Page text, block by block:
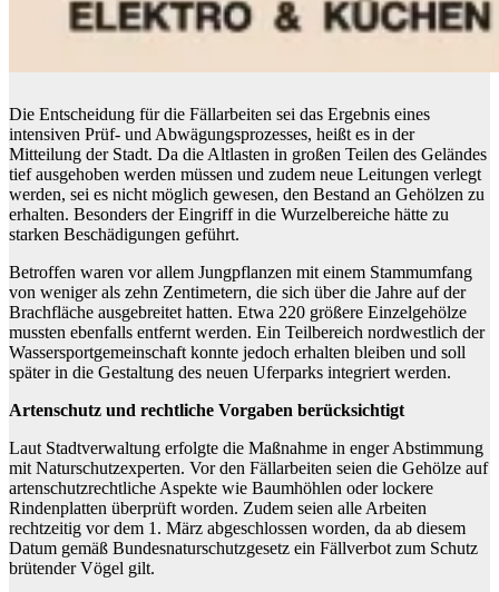
Die Entscheidung für die Fällarbeiten sei das Ergebnis eines
intensiven Prüf- und Abwägungsprozesses, heißt es in der
Mitteilung der Stadt. Da die Altlasten in großen Teilen des Geländes
tief ausgehoben werden müssen und zudem neue Leitungen verlegt
werden, sei es nicht möglich gewesen, den Bestand an Gehölzen zu
erhalten. Besonders der Eingriff in die Wurzelbereiche hätte zu
starken Beschädigungen geführt.
Betroffen waren vor allem Jungpflanzen mit einem Stammumfang
von weniger als zehn Zentimetern, die sich über die Jahre auf der
Brachfläche ausgebreitet hatten. Etwa 220 größere Einzelgehölze
mussten ebenfalls entfernt werden. Ein Teilbereich nordwestlich der
Wassersportgemeinschaft konnte jedoch erhalten bleiben und soll
später in die Gestaltung des neuen Uferparks integriert werden.
Artenschutz und rechtliche Vorgaben berücksichtigt
Laut Stadtverwaltung erfolgte die Maßnahme in enger Abstimmung
mit Naturschutzexperten. Vor den Fällarbeiten seien die Gehölze auf
artenschutzrechtliche Aspekte wie Baumhöhlen oder lockere
Rindenplatten überprüft worden. Zudem seien alle Arbeiten
rechtzeitig vor dem 1. März abgeschlossen worden, da ab diesem
Datum gemäß Bundesnaturschutzgesetz ein Fällverbot zum Schutz
brütender Vögel gilt.